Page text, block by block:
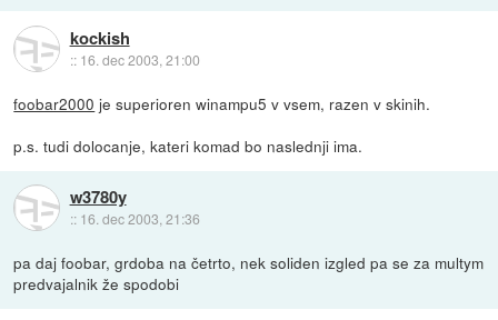
kockish
:: 16. dec 2003, 21:00
foobar2000 je superioren winampu5 v vsem, razen v skinih.
p.s. tudi dolocanje, kateri komad bo naslednji ima.
w3780y
:: 16. dec 2003, 21:36
pa daj foobar, grdoba na četrto, nek soliden izgled pa se za multym
predvajalnik že spodobi